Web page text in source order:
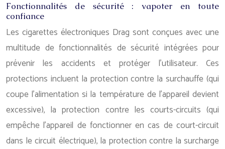
Fonctionnalités de sécurité : vapoter en toute
confiance
Les cigarettes électroniques Drag sont conçues avec une
multitude de fonctionnalités de sécurité intégrées pour
prévenir les accidents et protéger l’utilisateur. Ces
protections incluent la protection contre la surchauffe (qui
coupe l’alimentation si la température de l’appareil devient
excessive), la protection contre les courts-circuits (qui
empêche l’appareil de fonctionner en cas de court-circuit
dans le circuit électrique), la protection contre la surcharge